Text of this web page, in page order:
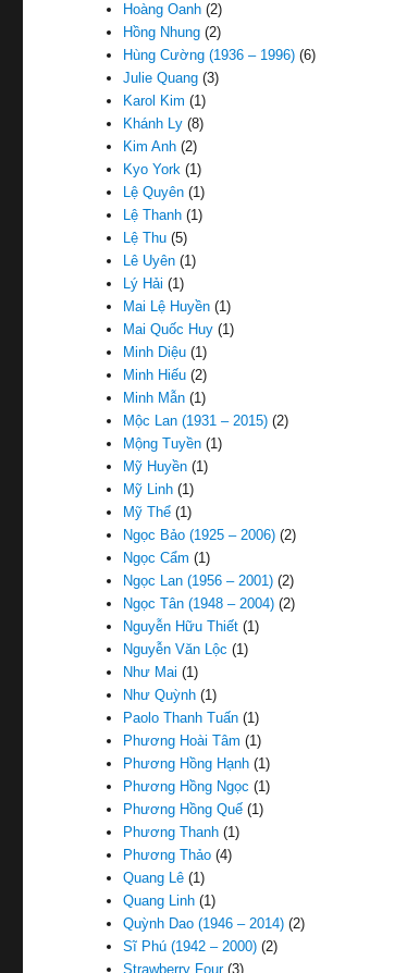
Hoàng Oanh(2)
Hồng Nhung(2)
Hùng Cường (1936 – 1996)(6)
Julie Quang(3)
Karol Kim (1)
Khánh Ly(8)
Kim Anh(2)
Kyo York(1)
Lệ Quyên(1)
Lệ Thanh(1)
Lệ Thu(5)
Lê Uyên(1)
Lý Hải (1)
Mai Lệ Huyền(1)
Mai Quốc Huy(1)
Minh Diệu(1)
Minh Hiếu(2)
Minh Mẫn(1)
Mộc Lan (1931 – 2015)(2)
Mộng Tuyền(1)
Mỹ Huyền(1)
Mỹ Linh(1)
Mỹ Thể(1)
Ngọc Bảo (1925 – 2006)(2)
Ngọc Cẩm (1)
Ngọc Lan (1956 – 2001)(2)
Ngọc Tân (1948 – 2004)(2)
Nguyễn Hữu Thiết(1)
Nguyễn Văn Lộc (1)
Như Mai (1)
Như Quỳnh(1)
Paolo Thanh Tuấn(1)
Phương Hoài Tâm (1)
Phương Hồng Hạnh(1)
Phương Hồng Ngọc (1)
Phương Hồng Quế(1)
Phương Thanh(1)
Phương Thảo(4)
Quang Lê(1)
Quang Linh(1)
Quỳnh Dao (1946 – 2014)(2)
Sĩ Phú (1942 – 2000)(2)
Strawberry Four(3)